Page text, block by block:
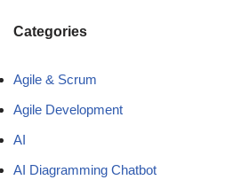
Categories
Agile & Scrum
Agile Development
AI
AI Diagramming Chatbot